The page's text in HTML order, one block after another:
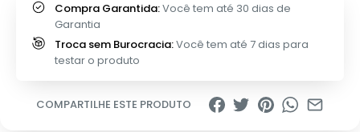
Compra Garantida:Você tem até 30 dias de
Garantia
Troca sem Burocracia:Você tem até 7 dias para
testar o produto
COMPARTILHE ESTE PRODUTO